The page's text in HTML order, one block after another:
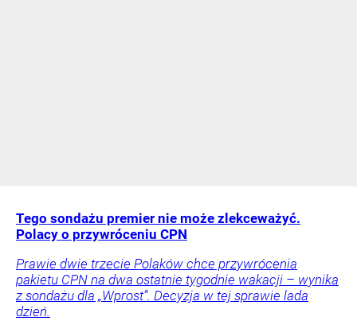
Tego sondażu premier nie może zlekceważyć.
Polacy o przywróceniu CPN
Prawie dwie trzecie Polaków chce przywrócenia
pakietu CPN na dwa ostatnie tygodnie wakacji – wynika
z sondażu dla „Wprost”. Decyzja w tej sprawie lada
dzień.